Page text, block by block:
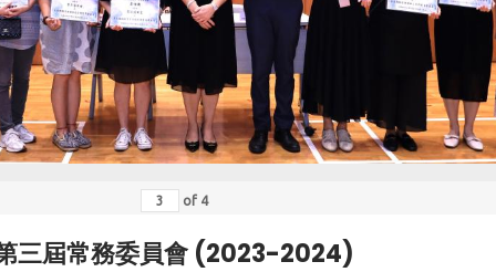
of 4
三屆常務委員會 (2023-2024)